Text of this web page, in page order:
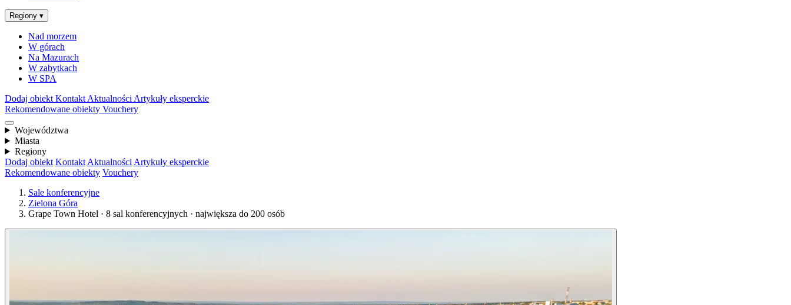
Regiony ▾
Nad morzem
W górach
Na Mazurach
W zabytkach
W SPA
Dodaj obiekt Kontakt Aktualności Artykuły eksperckie
Rekomendowane obiekty Vouchery
Województwa
Miasta
Regiony
Dodaj obiekt Kontakt Aktualności Artykuły eksperckie
Rekomendowane obiekty Vouchery
Sale konferencyjne
Zielona Góra
Grape Town Hotel · 8 sal konferencyjnych · największa do 200 osób